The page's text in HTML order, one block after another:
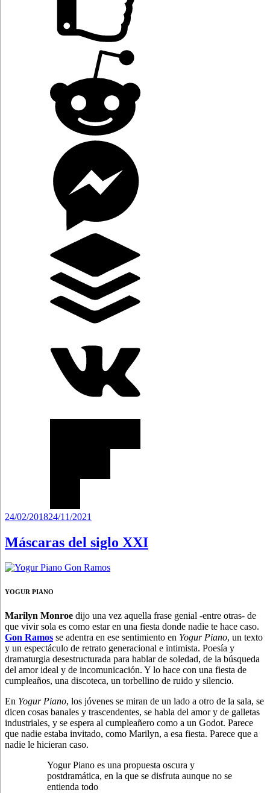
Publicado
24/02/201824/11/2021
Máscaras del siglo XXI
YOGUR PIANO
Marilyn Monroe dijo una vez aquella frase genial -entre otras- de
que vivir sola es como estar en una fiesta donde nadie te hace caso.
Gon Ramos se adentra en ese sentimiento en Yogur Piano, un texto
y un espectáculo de retrato generacional e intimista. Poesía y
dramaturgia desestructurada para hablar de soledad, de la búsqueda
del amor ideal y de incomunicación. Y lo hace con una fiesta de
cumpleaños, una discoteca, un torbellino de ruido y silencio.
En Yogur Piano, los jóvenes se miran de un lado a otro de la sala, se
dicen cosas banales y trascendentes, se habla del amor y de galletas
industriales, y se espera al cumpleañero como a un Godot. Parece
que nadie estaba invitado, como Marilyn, a esa fiesta. Parece que a
nadie le hicieran caso.
Yogur Piano es una propuesta oscura y
postdramática, en la que se disfruta aunque no se
entienda todo